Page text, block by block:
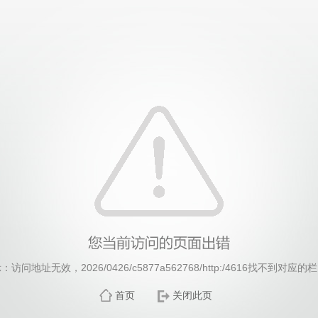
访问地址无效，2026/0426/c5877a562768/http:/4616找不到对应的
首页 关闭此页